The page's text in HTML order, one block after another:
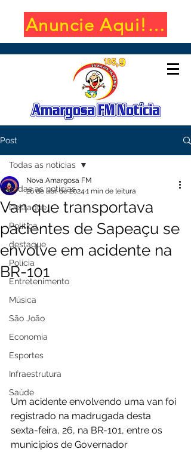
Anuncie Aqui!
Post
Todas as notícias
Destaque
Política
destaque
Polícia
Entretenimento
Música
São João
Economia
Esportes
Infraestrutura
Saúde
Todas as notícias
Van que transportava
pacientes de Sapeaçu se
envolve em acidente na
BR-101
Nova Amargosa FM
26 de abr. de 2024 1 min de leitura
Um acidente envolvendo uma van foi
registrado na madrugada desta
sexta-feira, 26, na BR-101, entre os
municípios de Governador